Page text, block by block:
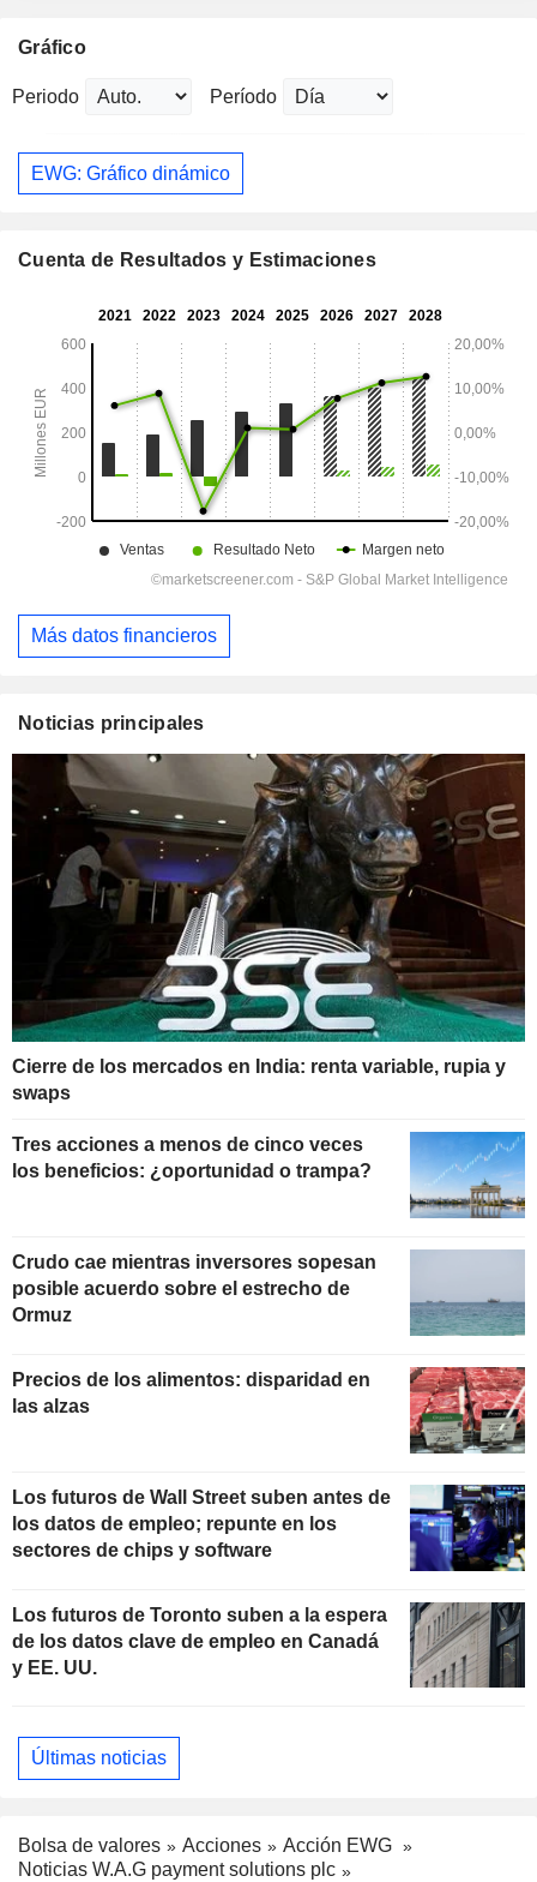
Gráfico
Periodo Período
EWG: Gráfico dinámico
Cuenta de Resultados y Estimaciones
Más datos financieros
Noticias principales
Cierre de los mercados en India: renta variable, rupia y
swaps
Tres acciones a menos de cinco veces
los beneficios: ¿oportunidad o trampa?
Crudo cae mientras inversores sopesan
posible acuerdo sobre el estrecho de
Ormuz
Precios de los alimentos: disparidad en
las alzas
Los futuros de Wall Street suben antes de
los datos de empleo; repunte en los
sectores de chips y software
Los futuros de Toronto suben a la espera
de los datos clave de empleo en Canadá
y EE. UU.
Últimas noticias
Bolsa de valores Acciones
Acción EWG
Noticias W.A.G payment solutions plc